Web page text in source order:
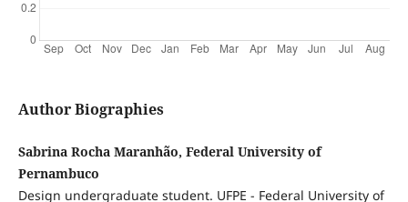
Author Biographies
Sabrina Rocha Maranhão, Federal University of
Pernambuco
Design undergraduate student. UFPE - Federal University of